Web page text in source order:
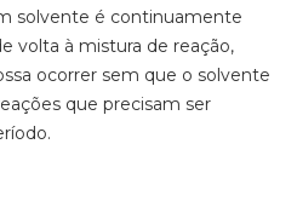
solvente é continuamente
volta à mistura de reação,
ocorrer sem que o solvente
que precisam ser